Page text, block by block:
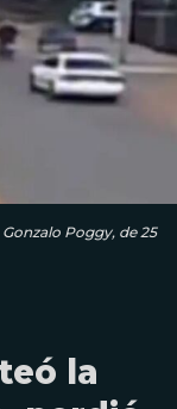
Poggy, de 25
la